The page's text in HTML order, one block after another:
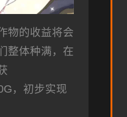
物的收益将会
整体种满，在
，初步实现